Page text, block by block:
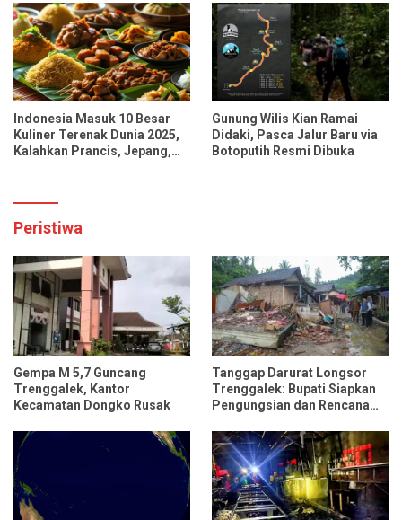
Media Nasional
Indonesia Masuk 10 Besar
Kuliner Terenak Dunia 2025,
Kalahkan Prancis, Jepang,
Gunung Wilis Kian Ramai
Didaki, Pasca Jalur Baru via
Botoputih Resmi Dibuka
Peristiwa
Gempa M 5,7 Guncang
Trenggalek, Kantor
Kecamatan Dongko Rusak
Tanggap Darurat Longsor
Trenggalek: Bupati Siapkan
Pengungsian dan Rencana